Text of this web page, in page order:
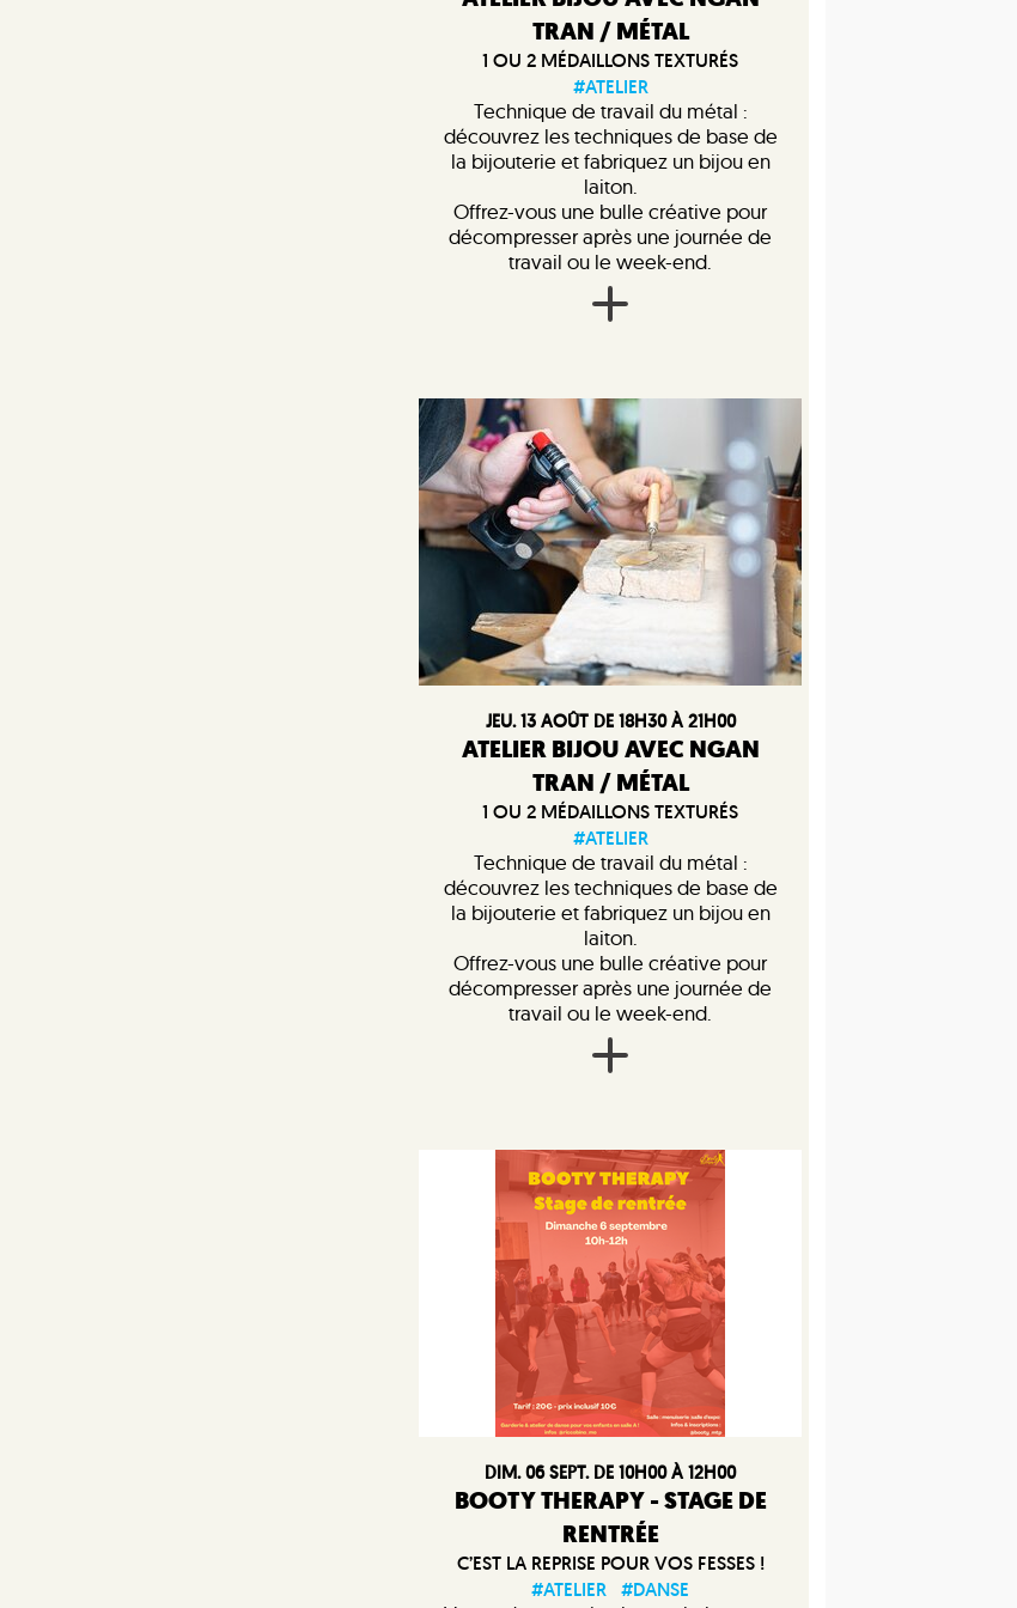
TRAN / MÉTAL
1 OU 2 MÉDAILLONS TEXTURÉS
#ATELIER
Technique de travail du métal :
découvrez les techniques de base de
la bijouterie et fabriquez un bijou en
laiton.
Offrez-vous une bulle créative pour
décompresser après une journée de
travail ou le week-end.
JEU. 13 AOÛT DE 18H30 À 21H00
ATELIER BIJOU AVEC NGAN
TRAN / MÉTAL
1 OU 2 MÉDAILLONS TEXTURÉS
#ATELIER
Technique de travail du métal :
découvrez les techniques de base de
la bijouterie et fabriquez un bijou en
laiton.
Offrez-vous une bulle créative pour
décompresser après une journée de
travail ou le week-end.
DIM. 06 SEPT. DE 10H00 À 12H00
BOOTY THERAPY - STAGE DE
RENTRÉE
C’EST LA REPRISE POUR VOS FESSES !
#ATELIER #DANSE